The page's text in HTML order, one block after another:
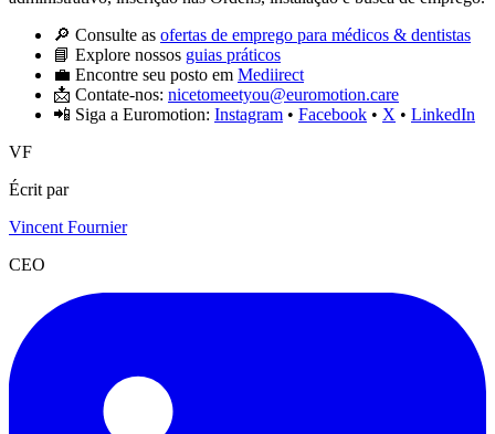
🔎 Consulte as ofertas de emprego para médicos & dentistas
📘 Explore nossos guias práticos
💼 Encontre seu posto em Mediirect
📩 Contate-nos: nicetomeetyou@euromotion.care
📲 Siga a Euromotion: Instagram • Facebook • X • LinkedIn
VF
Écrit par
Vincent Fournier
CEO